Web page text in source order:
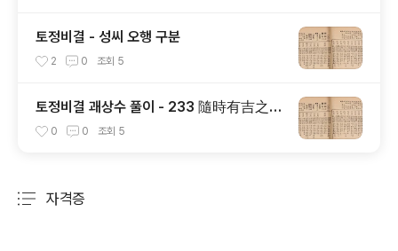
토정비결 - 성씨 오행 구분
2 0 조회 5
토정비결 괘상수 풀이 - 233 隨時有吉之意
(수시유길지의)
0 0 조회 5
자격증